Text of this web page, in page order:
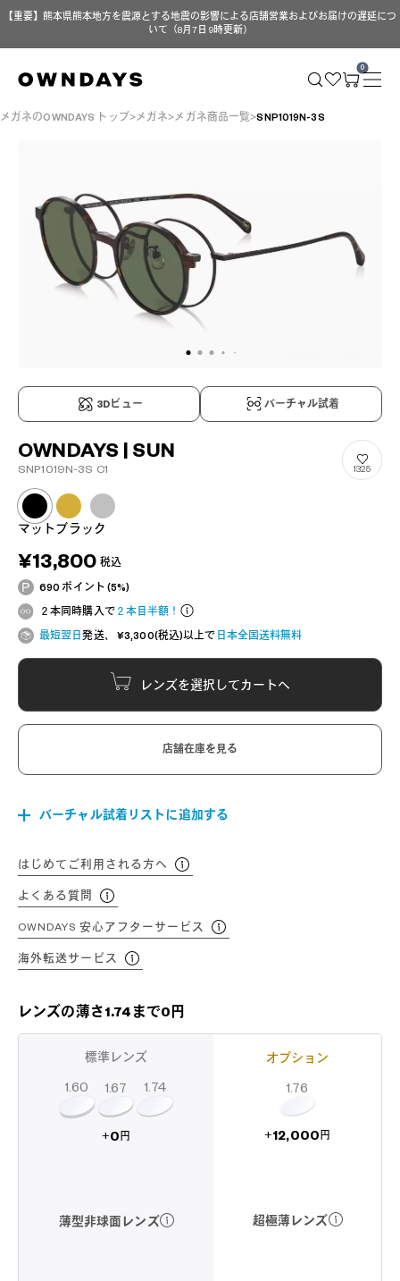
【重要】熊本県熊本地方を震源とする地震の影響による店舗営業およびお届けの遅延につ
いて（8月7日 9時更新）
0
メガネのOWNDAYS トップ メガネ メガネ商品一覧 SNP1019N-3S
3Dビュー バーチャル試着
OWNDAYS | SUN
SNP1019N-3S C1 1325
マットブラック
¥13,800 税込
690 ポイント (5%)
２本同時購入で２本目半額！
最短翌日発送、 ¥3,300(税込)以上で 日本全国送料無料
レンズを選択してカートへ
店舗在庫を見る
バーチャル試着リストに追加する
はじめてご利用される方へ
よくある質問
OWNDAYS 安心アフターサービス
海外転送サービス
レンズの薄さ1.74まで0円
標準レンズ
1.60 1.67 1.74
+0 円
薄型非球面レンズ
オプション
1.76
+12,000 円
超極薄レンズ